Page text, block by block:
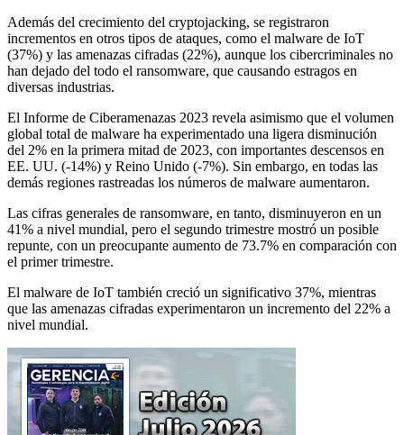
Además del crecimiento del cryptojacking, se registraron
incrementos en otros tipos de ataques, como el malware de IoT
(37%) y las amenazas cifradas (22%), aunque los cibercriminales no
han dejado del todo el ransomware, que causando estragos en
diversas industrias.
El Informe de Ciberamenazas 2023 revela asimismo que el volumen
global total de malware ha experimentado una ligera disminución
del 2% en la primera mitad de 2023, con importantes descensos en
EE. UU. (-14%) y Reino Unido (-7%). Sin embargo, en todas las
demás regiones rastreadas los números de malware aumentaron.
Las cifras generales de ransomware, en tanto, disminuyeron en un
41% a nivel mundial, pero el segundo trimestre mostró un posible
repunte, con un preocupante aumento de 73.7% en comparación con
el primer trimestre.
El malware de IoT también creció un significativo 37%, mientras
que las amenazas cifradas experimentaron un incremento del 22% a
nivel mundial.